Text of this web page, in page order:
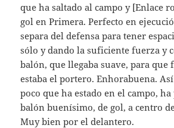
que ha saltado al campo y [Enlace
gol en Primera. Perfecto en
separa del defensa para tener
sólo y dando la suficiente fuerza y
balón, que llegaba suave, para que
estaba el portero. Enhorabuena.
poco que ha estado en el campo,
balón buenísimo, de gol, a centro
Muy bien por el delantero.